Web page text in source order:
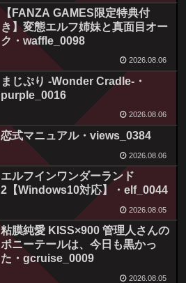
【FANZA GAMES限定特典付
き】変態エルフ姉妹と真面目オー
ク・waffle_0098
2026.08.06
まじぷり -Wonder Cradle-・
purple_0016
2026.08.06
恋式マニュアル・views_0384
2026.08.06
エルフインワンダーランド
2【Windows10対応】・elf_0044
2026.08.05
粘膜純愛 KISS×900 管理人さんの
ポニーテールは、今日も黒かっ
た・gcruise_0009
2026.08.05